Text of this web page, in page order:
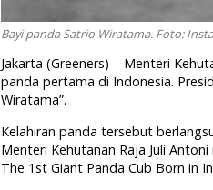
Bayi panda Satrio Wiratama. Foto:
Jakarta (Greeners) – Menteri
panda pertama di Indonesia.
Wiratama”.
Kelahiran panda tersebut
Menteri Kehutanan Raja Juli
The 1st Giant Panda Cub Born in